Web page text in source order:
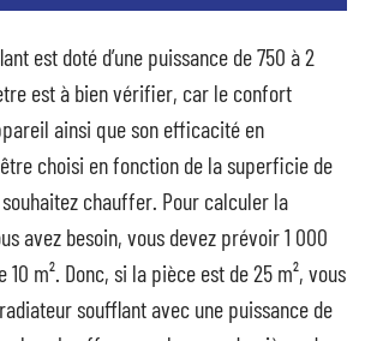
est doté d’une puissance de 750 à 2
est à bien vérifier, car le confort
ainsi que son efficacité en
choisi en fonction de la superficie de
chauffer. Pour calculer la
avez besoin, vous devez prévoir 1 000
m². Donc, si la pièce est de 25 m², vous
soufflant avec une puissance de